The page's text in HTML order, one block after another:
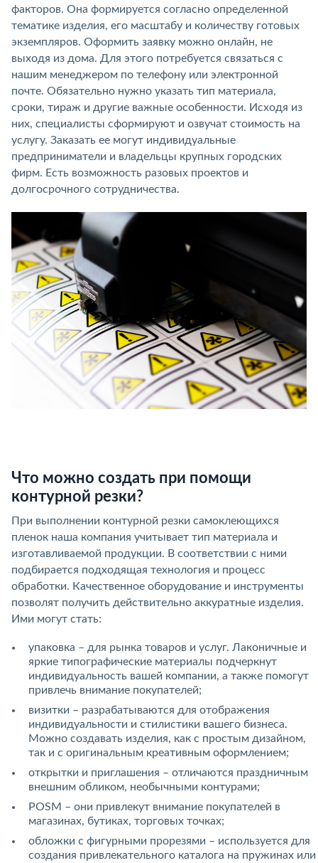
факторов. Она формируется согласно определенной
тематике изделия, его масштабу и количеству готовых
экземпляров. Оформить заявку можно онлайн, не
выходя из дома. Для этого потребуется связаться с
нашим менеджером по телефону или электронной
почте. Обязательно нужно указать тип материала,
сроки, тираж и другие важные особенности. Исходя из
них, специалисты сформируют и озвучат стоимость на
услугу. Заказать ее могут индивидуальные
предприниматели и владельцы крупных городских
фирм. Есть возможность разовых проектов и
долгосрочного сотрудничества.
Что можно создать при помощи
контурной резки?
При выполнении контурной резки самоклеющихся
пленок наша компания учитывает тип материала и
изготавливаемой продукции. В соответствии с ними
подбирается подходящая технология и процесс
обработки. Качественное оборудование и инструменты
позволят получить действительно аккуратные изделия.
Ими могут стать:
упаковка – для рынка товаров и услуг. Лаконичные и
яркие типографические материалы подчеркнут
индивидуальность вашей компании, а также помогут
привлечь внимание покупателей;
визитки – разрабатываются для отображения
индивидуальности и стилистики вашего бизнеса.
Можно создавать изделия, как с простым дизайном,
так и с оригинальным креативным оформлением;
открытки и приглашения – отличаются праздничным
внешним обликом, необычными контурами;
POSM – они привлекут внимание покупателей в
магазинах, бутиках, торговых точках;
обложки с фигурными прорезями – используется для
создания привлекательного каталога на пружинах или